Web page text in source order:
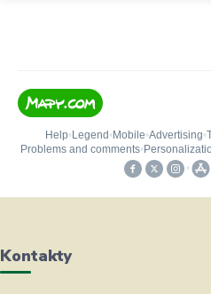
Kontakty